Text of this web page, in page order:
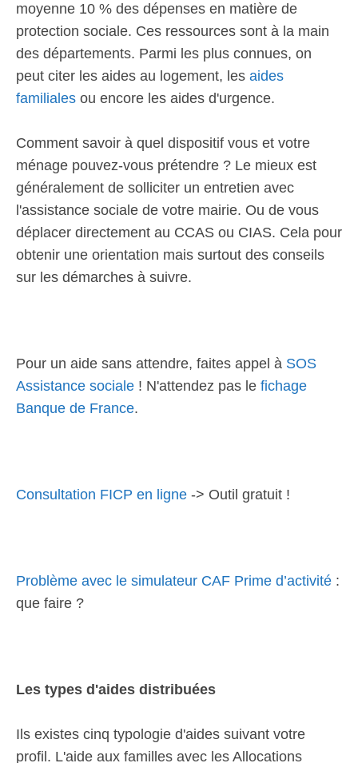
moyenne 10 % des dépenses en matière de
protection sociale. Ces ressources sont à la main
des départements. Parmi les plus connues, on
peut citer les aides au logement, les aides
familiales ou encore les aides d'urgence.
Comment savoir à quel dispositif vous et votre
ménage pouvez-vous prétendre ? Le mieux est
généralement de solliciter un entretien avec
l'assistance sociale de votre mairie. Ou de vous
déplacer directement au CCAS ou CIAS. Cela pour
obtenir une orientation mais surtout des conseils
sur les démarches à suivre.
Pour un aide sans attendre, faites appel à SOS
Assistance sociale ! N'attendez pas le fichage
Banque de France.
Consultation FICP en ligne -> Outil gratuit !
Problème avec le simulateur CAF Prime d’activité :
que faire ?
Les types d'aides distribuées
Ils existes cinq typologie d'aides suivant votre
profil. L'aide aux familles avec les Allocations